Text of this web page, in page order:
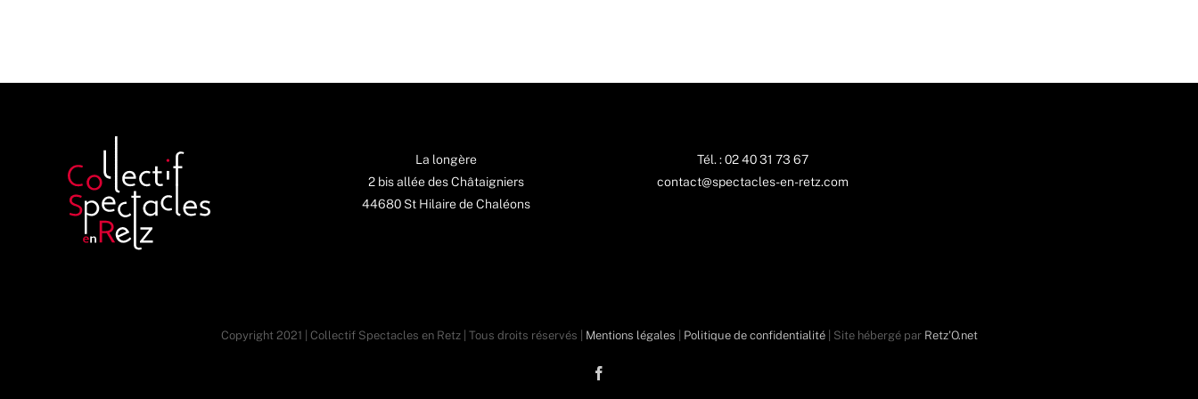
La longère
2 bis allée des Châtaigniers
44680 St Hilaire de Chaléons
Tél. : 02 40 31 73 67
contact@spectacles-en-retz.com
Copyright 2021 | Collectif Spectacles en Retz | Tous droits réservés | Mentions légales Politique de confidentialité| Site hébergé par Retz'O.net